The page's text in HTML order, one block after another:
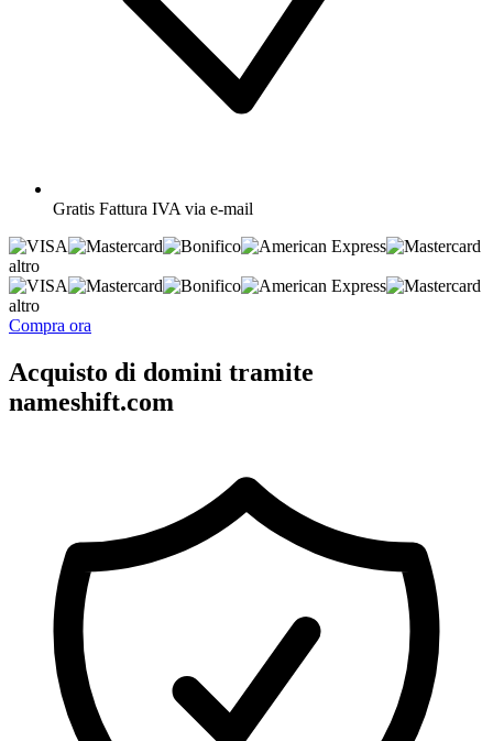
Gratis Fattura IVA via e-mail
altro
altro
Compra ora
Acquisto di domini tramite
nameshift.com